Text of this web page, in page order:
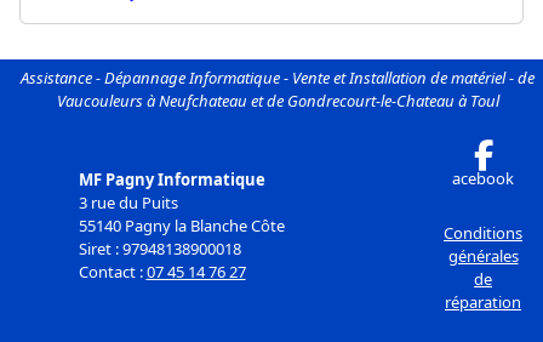
Assistance - Dépannage Informatique - Vente et Installation de matériel - de
Vaucouleurs à Neufchateau et de Gondrecourt-le-Chateau à Toul
MF Pagny Informatique
3 rue du Puits
55140 Pagny la Blanche Côte
Siret : 97948138900018
Contact :07 45 14 76 27
acebook
Conditions
générales
de
réparation